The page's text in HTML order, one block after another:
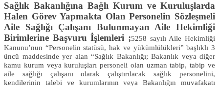
Sağlık Bakanlığına Bağlı Kurum ve Kuruluşlarda
Halen Görev Yapmakta Olan Personelin Sözleşmeli
Aile Sağlığı Çalışanı Bulunmayan Aile Hekimliği
Birimlerine Başvuru İşlemleri ;5258 sayılı Aile Hekimliği
Kanunu’nun “Personelin statüsü, hak ve yükümlülükleri” başlıklı 3
üncü maddesinde yer alan “Sağlık Bakanlığı; Bakanlık veya diğer
kamu kurum veya kuruluşları personeli olan uzman tabip, tabip ve
aile sağlığı çalışanı olarak çalıştırılacak sağlık personelini,
kendilerinin talebi ve kurumlarının veya Bakanlığın muvafakatı